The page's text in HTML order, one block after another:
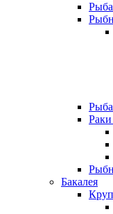
Бакалея